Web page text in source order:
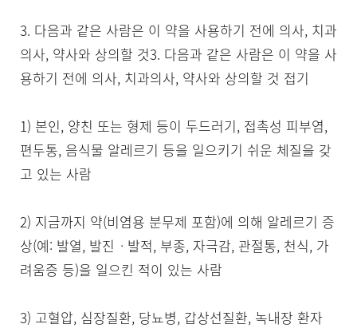
3. 다음과 같은 사람은 이 약을 사용하기 전에 의사, 치과
의사, 약사와 상의할 것3. 다음과 같은 사람은 이 약을 사
용하기 전에 의사, 치과의사, 약사와 상의할 것 접기
1) 본인, 양친 또는 형제 등이 두드러기, 접촉성 피부염,
편두통, 음식물 알레르기 등을 일으키기 쉬운 체질을 갖
고 있는 사람
2) 지금까지 약(비염용 분무제 포함)에 의해 알레르기 증
상(예: 발열, 발진ㆍ발적, 부종, 자극감, 관절통, 천식, 가
려움증 등)을 일으킨 적이 있는 사람
3) 고혈압, 심장질환, 당뇨병, 갑상선질환, 녹내장 환자